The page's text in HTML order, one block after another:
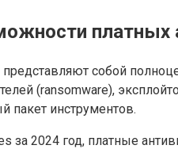
платных
собой
(ransomware),
пакет инструментов.
за 2024 год, платные